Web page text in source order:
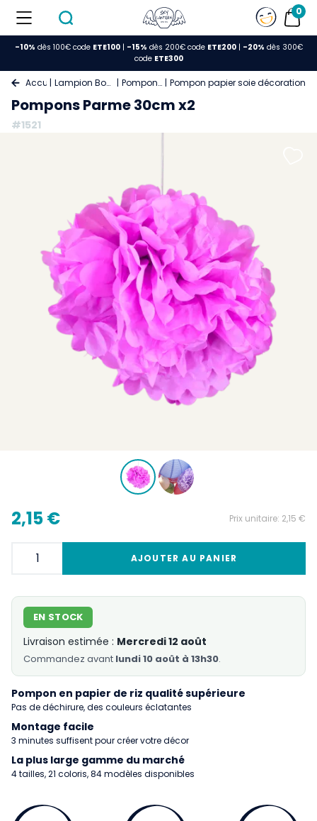
0
-10% dès 100€ code ETE100| -15% dès 200€ code ETE200| -20% dès 300€
code ETE300
Accueil Lampion Boule Papier Pompon Papier Pompon papier soie décoration
Pompons Parme 30cm x2
#1521
2,15 € Prix unitaire: 2,15 €
AJOUTER AU PANIER
Pompon en papier de riz qualité supérieure
Pas de déchirure, des couleurs éclatantes
Montage facile
3 minutes suffisent pour créer votre décor
La plus large gamme du marché
4 tailles, 21 coloris, 84 modèles disponibles
EN STOCK
Livraison estimée : Mercredi 12 août
Commandez avant lundi 10 août à 13h30.